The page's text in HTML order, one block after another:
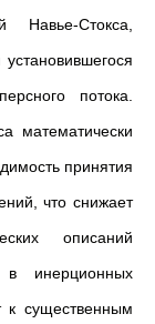
Навье-Стокса,
потока.
математически
принятия
что снижает
описаний
в инерционных
к существенным